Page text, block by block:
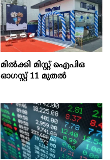
മില്‍ക്കി മിസ്റ്റ്‌ ഐപിഒ
ഓഗസ്റ്റ്‌ 11 മുതല്‍